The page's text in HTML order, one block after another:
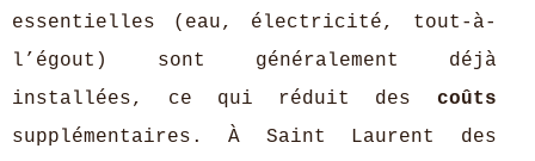
essentielles (eau, électricité, tout-à-
l’égout) sont généralement déjà
installées, ce qui réduit des coûts
supplémentaires. À Saint Laurent des